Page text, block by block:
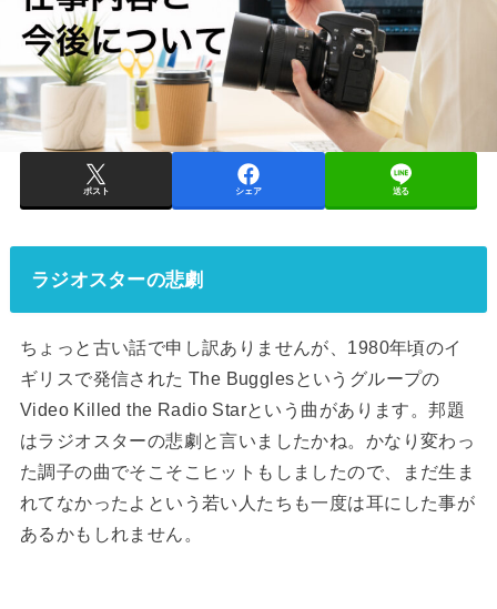
ポスト シェア 送る
ラジオスターの悲劇
ちょっと古い話で申し訳ありませんが、1980年頃のイ
ギリスで発信された The Bugglesというグループの
Video Killed the Radio Starという曲があります。邦題
はラジオスターの悲劇と言いましたかね。かなり変わっ
た調子の曲でそこそこヒットもしましたので、まだ生ま
れてなかったよという若い人たちも一度は耳にした事が
あるかもしれません。